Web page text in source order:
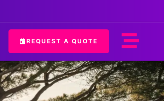
REQUEST A QUOTE